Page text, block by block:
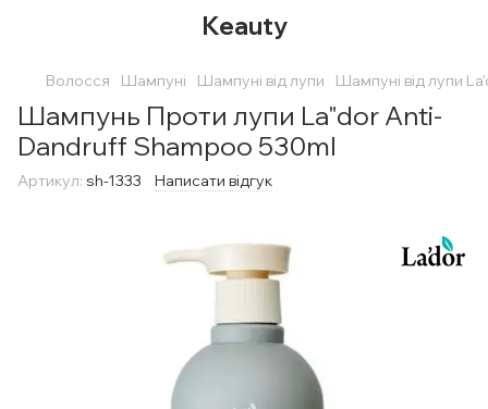
Keauty
Волосся Шампуні Шампуні від лупи Шампуні від лупи
Шампунь Проти лупи La"dor Anti-
Dandruff Shampoo 530ml
Артикул: sh-1333 Написати відгук